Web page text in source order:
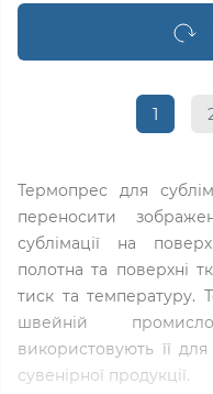
1
Термопрес для
переносити
сублімації на
полотна та поверхні
тиск та температуру.
швейній
використовують її
сувенірної продукції.